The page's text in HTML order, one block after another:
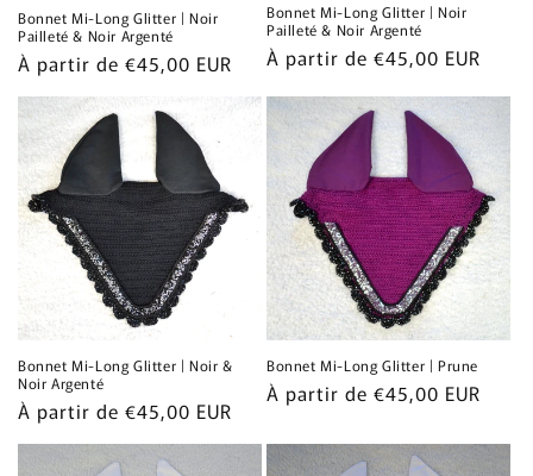
Bonnet Mi-Long Glitter | Noir
Pailleté & Noir Argenté
Prix
habituel
À partir de €45,00 EUR
Bonnet Mi-Long Glitter | Noir
Pailleté & Noir Argenté
Prix
À partir de €45,00 EUR
Bonnet Mi-Long Glitter | Noir &
Noir Argenté
Prix
habituel
À partir de €45,00 EUR
Bonnet Mi-Long Glitter | Prune
Prix
À partir de €45,00 EUR